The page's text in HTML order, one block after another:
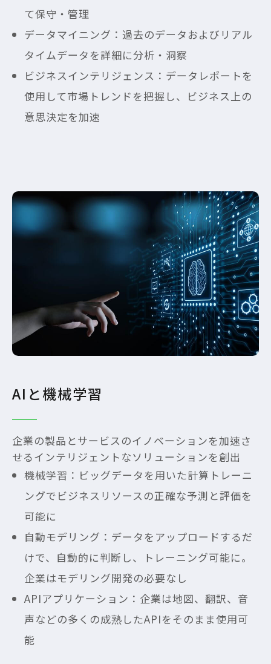
て保守・管理
データマイニング：過去のデータおよびリアル
タイムデータを詳細に分析・洞察
ビジネスインテリジェンス：データレポートを
使用して市場トレンドを把握し、ビジネス上の
意思決定を加速
AIと機械学習
企業の製品とサービスのイノベーションを加速さ
せるインテリジェントなソリューションを創出
機械学習：ビッグデータを用いた計算トレーニ
ングでビジネスリソースの正確な予測と評価を
可能に
自動モデリング：データをアップロードするだ
けで、自動的に判断し、トレーニング可能に。
企業はモデリング開発の必要なし
APIアプリケーション：企業は地図、翻訳、音
声などの多くの成熟したAPIをそのまま使用可
能